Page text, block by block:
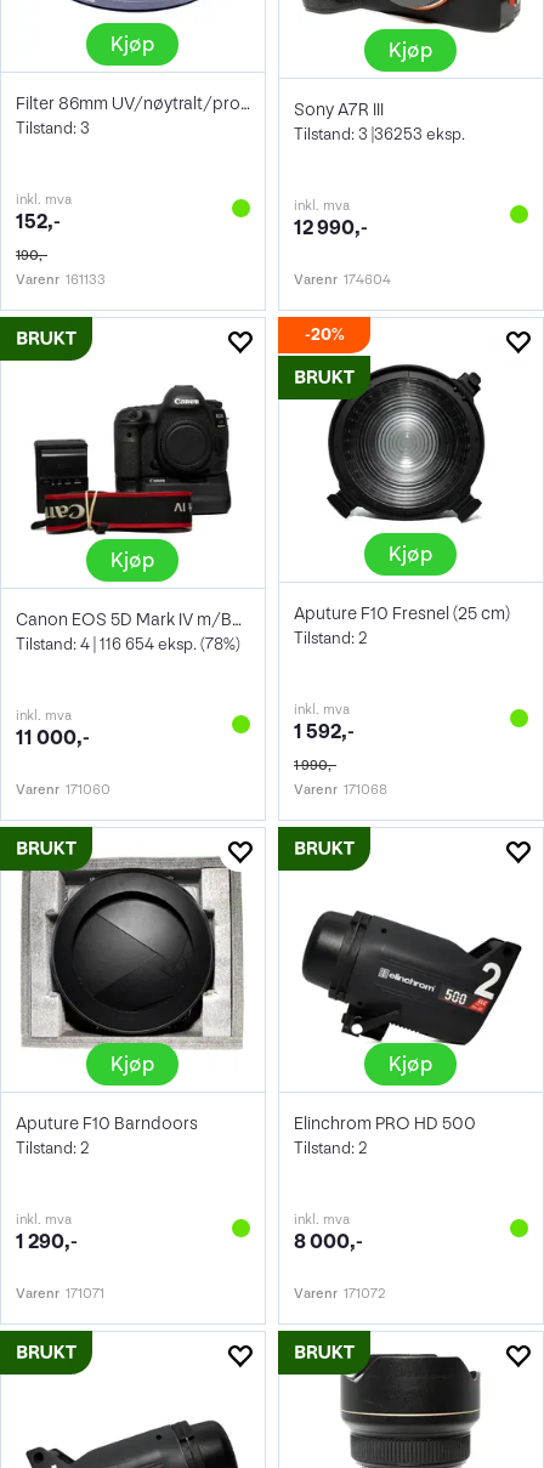
Kjøp
Filter 86mm UV/nøytralt/protect
Tilstand: 3
inkl. mva
152,-
190,-
Varenr 161133
Kjøp
Sony A7R III
Tilstand: 3 |36253 eksp.
inkl. mva
12 990,-
Varenr 174604
Kjøp
Canon EOS 5D Mark IV m/BG-E20
Tilstand: 4 | 116 654 eksp. (78%)
inkl. mva
11 000,-
Varenr 171060
20%
Kjøp
Aputure F10 Fresnel (25 cm)
Tilstand: 2
inkl. mva
1 592,-
1 990,-
Varenr 171068
Kjøp
Aputure F10 Barndoors
Tilstand: 2
inkl. mva
1 290,-
Varenr 171071
Kjøp
Elinchrom PRO HD 500
Tilstand: 2
inkl. mva
8 000,-
Varenr 171072